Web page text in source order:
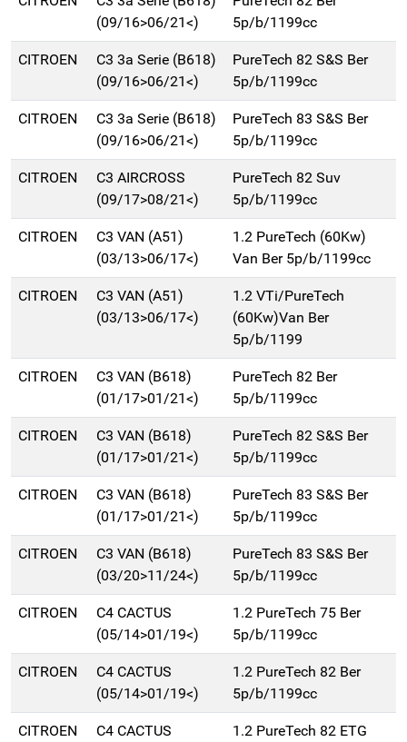
(09/16>06/21<)
5p/b/1199cc
CITROEN
C3 3a Serie (B618)
(09/16>06/21<)
PureTech 82 S&S Ber
5p/b/1199cc
CITROEN
C3 3a Serie (B618)
(09/16>06/21<)
PureTech 83 S&S Ber
5p/b/1199cc
CITROEN
C3 AIRCROSS
(09/17>08/21<)
PureTech 82 Suv
5p/b/1199cc
CITROEN
C3 VAN (A51)
(03/13>06/17<)
1.2 PureTech (60Kw)
Van Ber 5p/b/1199cc
CITROEN
C3 VAN (A51)
(03/13>06/17<)
1.2 VTi/PureTech
(60Kw)Van Ber
5p/b/1199
CITROEN
C3 VAN (B618)
(01/17>01/21<)
PureTech 82 Ber
5p/b/1199cc
CITROEN
C3 VAN (B618)
(01/17>01/21<)
PureTech 82 S&S Ber
5p/b/1199cc
CITROEN
C3 VAN (B618)
(01/17>01/21<)
PureTech 83 S&S Ber
5p/b/1199cc
CITROEN
C3 VAN (B618)
(03/20>11/24<)
PureTech 83 S&S Ber
5p/b/1199cc
CITROEN
C4 CACTUS
(05/14>01/19<)
1.2 PureTech 75 Ber
5p/b/1199cc
CITROEN
C4 CACTUS
(05/14>01/19<)
1.2 PureTech 82 Ber
5p/b/1199cc
CITROEN
C4 CACTUS
1.2 PureTech 82 ETG